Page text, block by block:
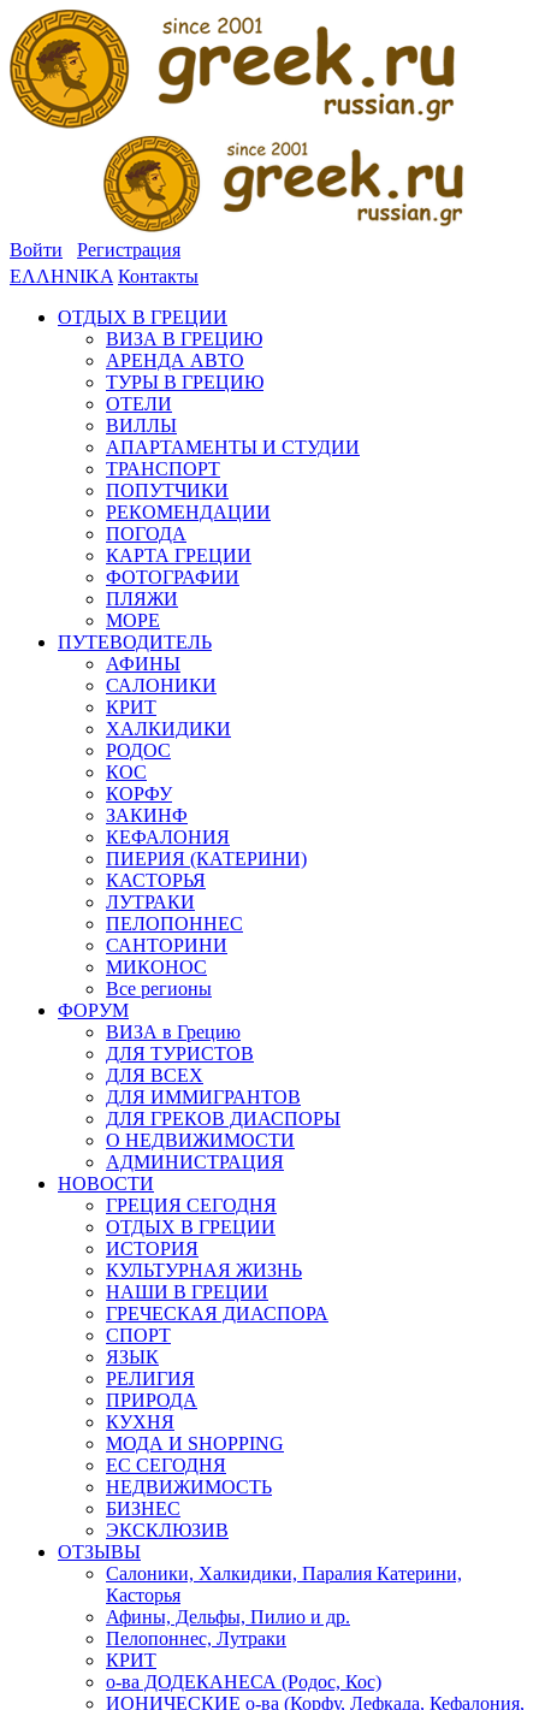
Войти
Регистрация
ΕΛΛΗΝΙΚΑ Контакты
ОТДЫХ В ГРЕЦИИ
ВИЗА В ГРЕЦИЮ
АРЕНДА АВТО
ТУРЫ В ГРЕЦИЮ
ОТЕЛИ
ВИЛЛЫ
АПАРТАМЕНТЫ И СТУДИИ
ТРАНСПОРТ
ПОПУТЧИКИ
РЕКОМЕНДАЦИИ
ПОГОДА
КАРТА ГРЕЦИИ
ФОТОГРАФИИ
ПЛЯЖИ
МОРЕ
ПУТЕВОДИТЕЛЬ
АФИНЫ
САЛОНИКИ
КРИТ
ХАЛКИДИКИ
РОДОС
КОС
КОРФУ
ЗАКИНФ
КЕФАЛОНИЯ
ПИЕРИЯ (КАТЕРИНИ)
КАСТОРЬЯ
ЛУТРАКИ
ПЕЛОПОННЕС
САНТОРИНИ
МИКОНОС
Все регионы
ФОРУМ
ВИЗА в Грецию
ДЛЯ ТУРИСТОВ
ДЛЯ ВСЕХ
ДЛЯ ИММИГРАНТОВ
ДЛЯ ГРЕКОВ ДИАСПОРЫ
О НЕДВИЖИМОСТИ
АДМИНИСТРАЦИЯ
НОВОСТИ
ГРЕЦИЯ СЕГОДНЯ
ОТДЫХ В ГРЕЦИИ
ИСТОРИЯ
КУЛЬТУРНАЯ ЖИЗНЬ
НАШИ В ГРЕЦИИ
ГРЕЧЕСКАЯ ДИАСПОРА
СПОРТ
ЯЗЫК
РЕЛИГИЯ
ПРИРОДА
КУХНЯ
МОДА И SHOPPING
ЕС СЕГОДНЯ
НЕДВИЖИМОСТЬ
БИЗНЕС
ЭКСКЛЮЗИВ
ОТЗЫВЫ
Салоники, Халкидики, Паралия Катерини,
Касторья
Афины, Дельфы, Пилио и др.
Пелопоннес, Лутраки
КРИТ
о-ва ДОДЕКАНЕСА (Родос, Кос)
ИОНИЧЕСКИЕ о-ва (Корфу, Лефкада, Кефалония,